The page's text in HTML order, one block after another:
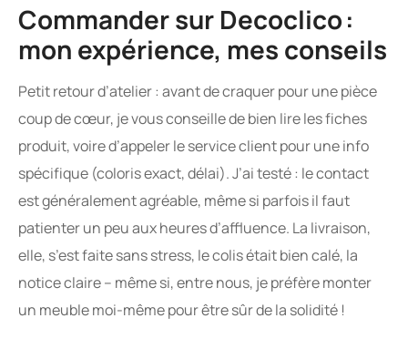
Commander sur Decoclico :
mon expérience, mes conseils
Petit retour d’atelier : avant de craquer pour une pièce
coup de cœur, je vous conseille de bien lire les fiches
produit, voire d’appeler le service client pour une info
spécifique (coloris exact, délai). J’ai testé : le contact
est généralement agréable, même si parfois il faut
patienter un peu aux heures d’affluence. La livraison,
elle, s’est faite sans stress, le colis était bien calé, la
notice claire – même si, entre nous, je préfère monter
un meuble moi-même pour être sûr de la solidité !